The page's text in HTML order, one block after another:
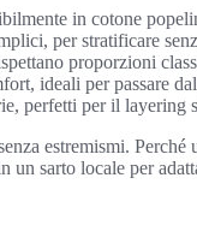
in cotone
per stratificare
proporzioni
ideali per passare
perfetti per il layering
estremismi.
sarto locale per